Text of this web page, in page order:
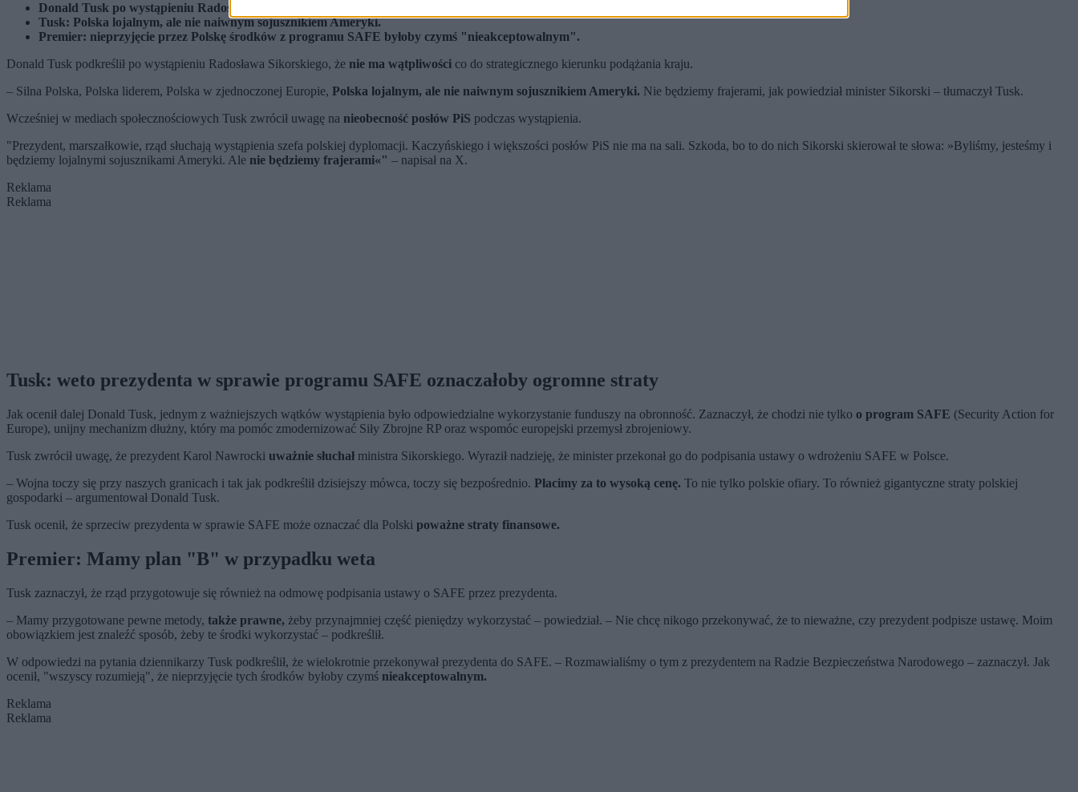
Donald Tusk po wystąpieniu Radosława Sikorskiego: Polska w sojuszu ze zjednoczoną Europą i Ameryką.
Tusk: Polska lojalnym, ale nie naiwnym sojusznikiem Ameryki.
Premier: nieprzyjęcie przez Polskę środków z programu SAFE byłoby czymś "nieakceptowalnym".
Donald Tusk podkreślił po wystąpieniu Radosława Sikorskiego, że nie ma wątpliwości co do strategicznego kierunku podążania kraju.
– Silna Polska, Polska liderem, Polska w zjednoczonej Europie, Polska lojalnym, ale nie naiwnym sojusznikiem Ameryki. Nie będziemy frajerami, jak powiedział minister Sikorski – tłumaczył Tusk.
Wcześniej w mediach społecznościowych Tusk zwrócił uwagę na nieobecność posłów PiS podczas wystąpienia.
"Prezydent, marszałkowie, rząd słuchają wystąpienia szefa polskiej dyplomacji. Kaczyńskiego i większości posłów PiS nie ma na sali. Szkoda, bo to do nich Sikorski skierował te słowa: »Byliśmy, jesteśmy i
będziemy lojalnymi sojusznikami Ameryki. Ale nie będziemy frajerami«" – napisał na X.
Reklama
Reklama
Tusk: weto prezydenta w sprawie programu SAFE oznaczałoby ogromne straty
Jak ocenił dalej Donald Tusk, jednym z ważniejszych wątków wystąpienia było odpowiedzialne wykorzystanie funduszy na obronność. Zaznaczył, że chodzi nie tylko o program SAFE (Security Action for
Europe), unijny mechanizm dłużny, który ma pomóc zmodernizować Siły Zbrojne RP oraz wspomóc europejski przemysł zbrojeniowy.
Tusk zwrócił uwagę, że prezydent Karol Nawrocki uważnie słuchał ministra Sikorskiego. Wyraził nadzieję, że minister przekonał go do podpisania ustawy o wdrożeniu SAFE w Polsce.
– Wojna toczy się przy naszych granicach i tak jak podkreślił dzisiejszy mówca, toczy się bezpośrednio. Płacimy za to wysoką cenę. To nie tylko polskie ofiary. To również gigantyczne straty polskiej
gospodarki – argumentował Donald Tusk.
Tusk ocenił, że sprzeciw prezydenta w sprawie SAFE może oznaczać dla Polski poważne straty finansowe.
Premier: Mamy plan "B" w przypadku weta
Tusk zaznaczył, że rząd przygotowuje się również na odmowę podpisania ustawy o SAFE przez prezydenta.
– Mamy przygotowane pewne metody, także prawne, żeby przynajmniej część pieniędzy wykorzystać – powiedział. – Nie chcę nikogo przekonywać, że to nieważne, czy prezydent podpisze ustawę. Moim
obowiązkiem jest znaleźć sposób, żeby te środki wykorzystać – podkreślił.
W odpowiedzi na pytania dziennikarzy Tusk podkreślił, że wielokrotnie przekonywał prezydenta do SAFE. – Rozmawialiśmy o tym z prezydentem na Radzie Bezpieczeństwa Narodowego – zaznaczył. Jak
ocenił, "wszyscy rozumieją", że nieprzyjęcie tych środków byłoby czymś nieakceptowalnym.
Reklama
Reklama